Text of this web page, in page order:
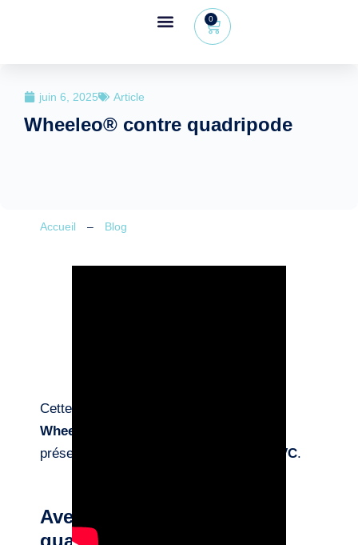
0
juin 6, 2025 Article
Wheeleo® contre quadripode
Accueil – Blog
Cette vidéo met en évidence l’impact du
Wheeleo®
présentant une
mobilité réduite post-AVC.
Avec une